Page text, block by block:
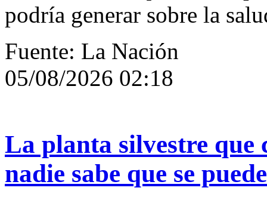
podría generar sobre la
Fuente: La Nación
05/08/2026 02:18
La planta silvestre que
nadie sabe que se